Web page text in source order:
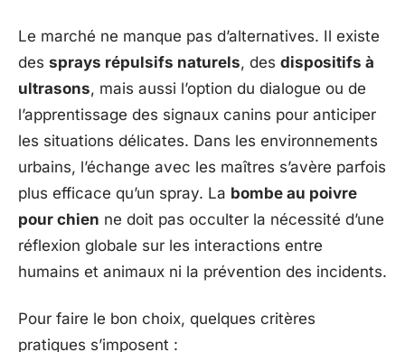
Le marché ne manque pas d’alternatives. Il existe
des sprays répulsifs naturels, des dispositifs à
ultrasons, mais aussi l’option du dialogue ou de
l’apprentissage des signaux canins pour anticiper
les situations délicates. Dans les environnements
urbains, l’échange avec les maîtres s’avère parfois
plus efficace qu’un spray. La bombe au poivre
pour chien ne doit pas occulter la nécessité d’une
réflexion globale sur les interactions entre
humains et animaux ni la prévention des incidents.
Pour faire le bon choix, quelques critères
pratiques s’imposent :